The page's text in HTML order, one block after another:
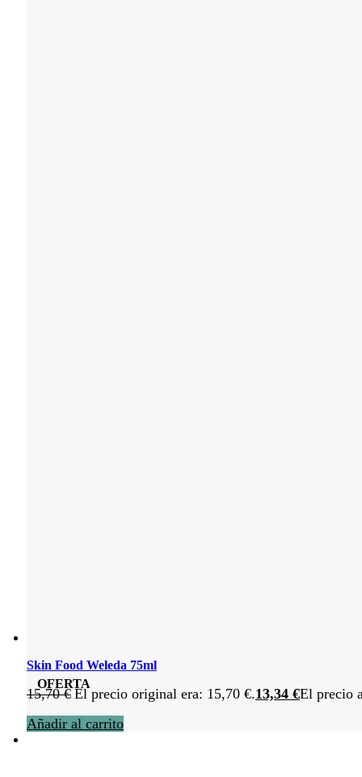
OFERTA
Skin Food Weleda 75ml
15,70€ El precio original era: 15,70 €.13,34 €El precio
Añadir al carrito